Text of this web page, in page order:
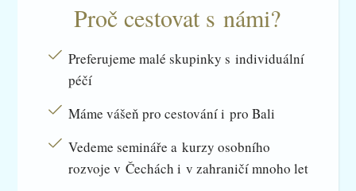
Proč cestovat s námi?
Preferujeme malé skupinky s individuální
péčí
Máme vášeň pro cestování i pro Bali
Vedeme semináře a kurzy osobního
rozvoje v Čechách i v zahraničí mnoho let